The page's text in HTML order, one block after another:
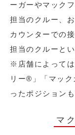
ーガーやマック
担当のクルー、
カウンターでの
担当のクルーと
※店舗によって
リー®︎」「マッ
ったポジションも
マ